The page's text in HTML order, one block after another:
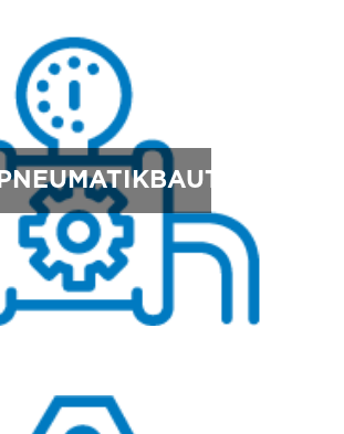
PNEUMATIKBAUTEILE